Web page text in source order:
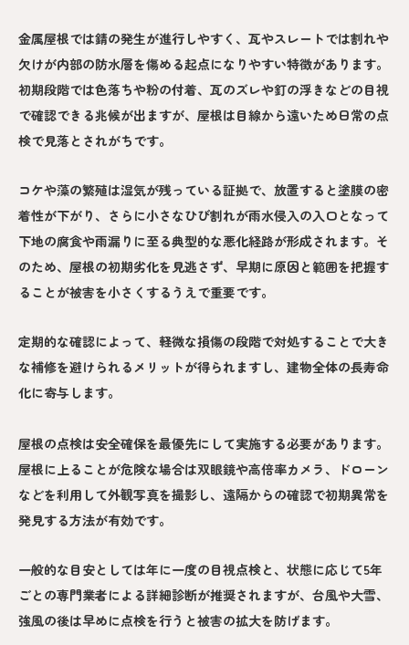
金属屋根では錆の発生が進行しやすく、瓦やスレートでは割れや
欠けが内部の防水層を傷める起点になりやすい特徴があります。
初期段階では色落ちや粉の付着、瓦のズレや釘の浮きなどの目視
で確認できる兆候が出ますが、屋根は目線から遠いため日常の点
検で見落とされがちです。
コケや藻の繁殖は湿気が残っている証拠で、放置すると塗膜の密
着性が下がり、さらに小さなひび割れが雨水侵入の入口となって
下地の腐食や雨漏りに至る典型的な悪化経路が形成されます。そ
のため、屋根の初期劣化を見逃さず、早期に原因と範囲を把握す
ることが被害を小さくするうえで重要です。
定期的な確認によって、軽微な損傷の段階で対処することで大き
な補修を避けられるメリットが得られますし、建物全体の長寿命
化に寄与します。
屋根の点検は安全確保を最優先にして実施する必要があります。
屋根に上ることが危険な場合は双眼鏡や高倍率カメラ、ドローン
などを利用して外観写真を撮影し、遠隔からの確認で初期異常を
発見する方法が有効です。
一般的な目安としては年に一度の目視点検と、状態に応じて5年
ごとの専門業者による詳細診断が推奨されますが、台風や大雪、
強風の後は早めに点検を行うと被害の拡大を防げます。